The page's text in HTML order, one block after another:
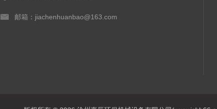
邮箱：jiachenhuanbao@163.com